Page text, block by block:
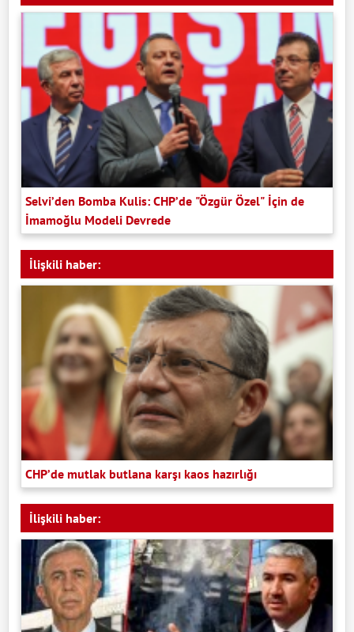
Selvi’den Bomba Kulis: CHP’de "Özgür Özel" İçin de
İmamoğlu Modeli Devrede
İlişkili haber:
CHP’de mutlak butlana karşı kaos hazırlığı
İlişkili haber: